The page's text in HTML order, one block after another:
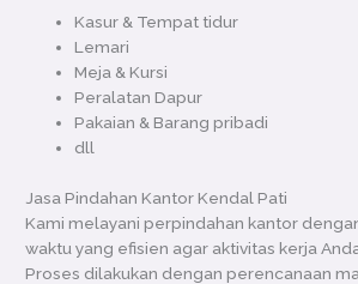
Kasur & Tempat tidur
Lemari
Meja & Kursi
Peralatan Dapur
Pakaian & Barang pribadi
dll
Jasa Pindahan Kantor Kendal Pati
Kami melayani perpindahan kantor
waktu yang efisien agar aktivitas kerja
Proses dilakukan dengan perencanaan